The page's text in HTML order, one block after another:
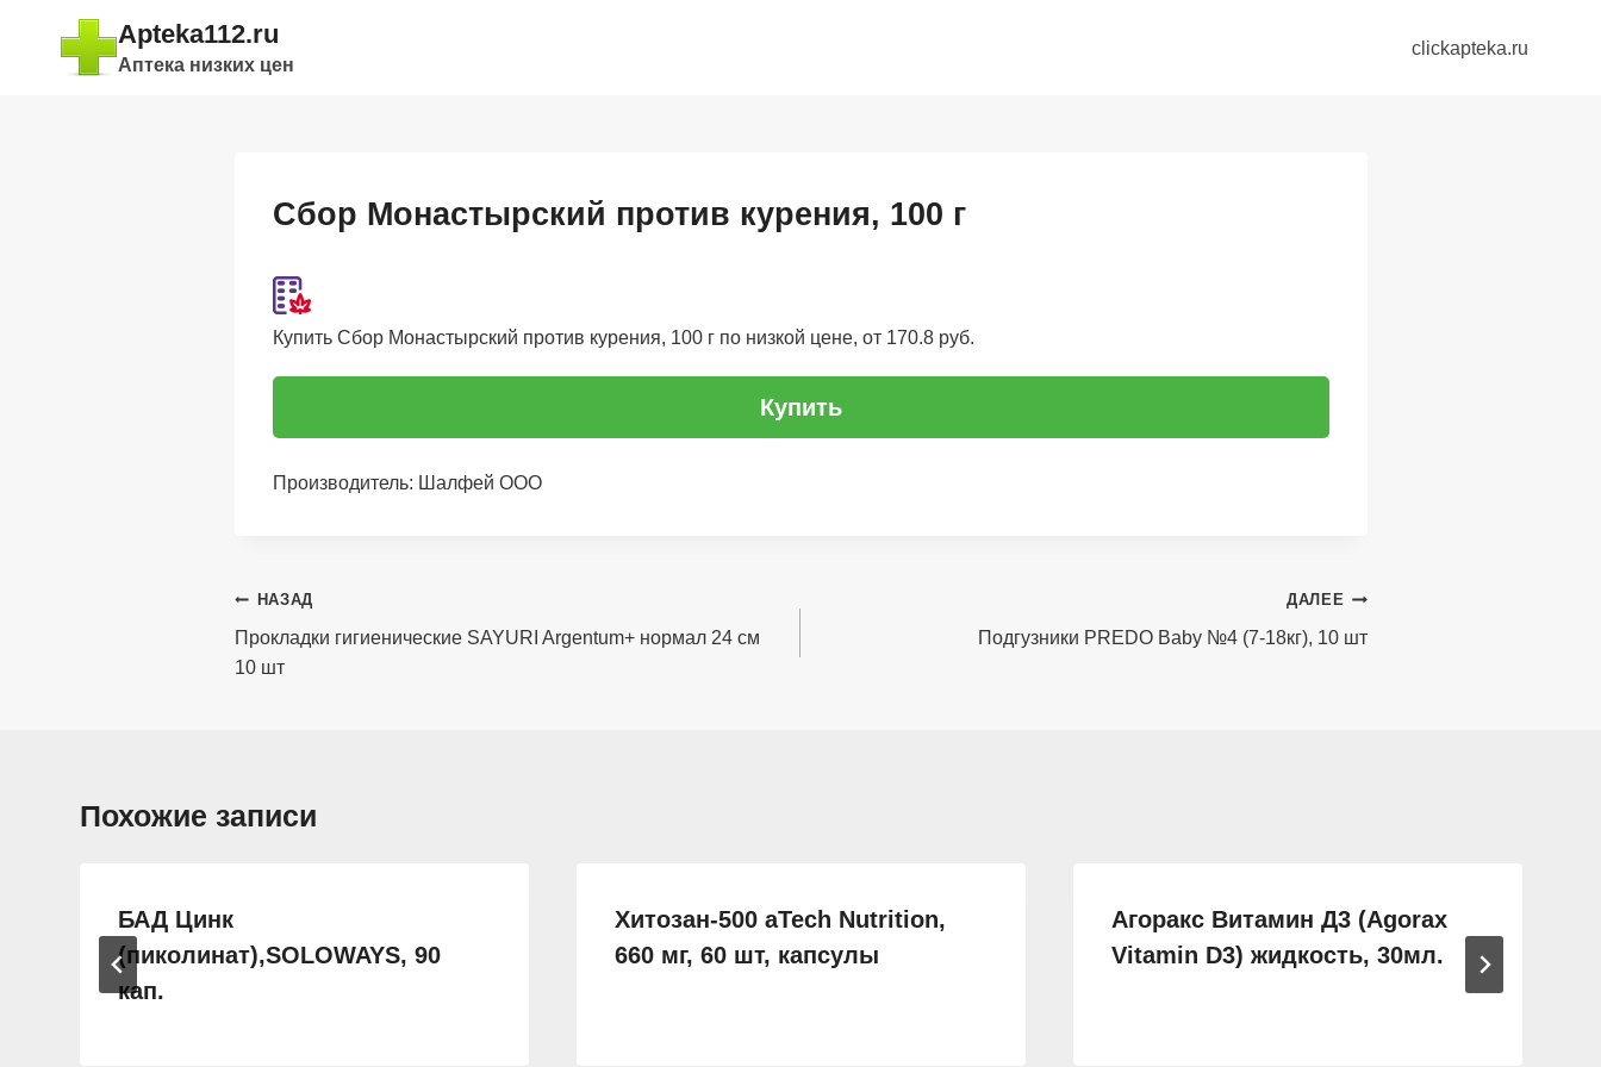
содержимому
Apteka112.ru
Аптека низких цен
clickapteka.ru
Сбор Монастырский против курения, 100 г
Купить Сбор Монастырский против курения, 100 г по низкой цене, от 170.8 руб.
Купить
Производитель: Шалфей ООО
Навигация
по
записям
НАЗАД
Прокладки гигиенические SAYURI Argentum+ нормал 24 см
10 шт
ДАЛЕЕ
Подгузники PREDO Baby №4 (7-18кг), 10 шт
Похожие записи
БАД Цинк
(пиколинат),SOLOWAYS, 90
кап.
Хитозан-500 aTech Nutrition,
660 мг, 60 шт, капсулы
Агоракс Витамин Д3 (Agorax
Vitamin D3) жидкость, 30мл.